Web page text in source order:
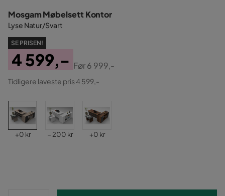
Mosgam Møbelsett Kontor
Lyse Natur/Svart
SE PRISEN!
Pris
4 599,-
Original
Pris
Før6 999,-
Tidligere laveste pris 4 599,-
Pris
+0 kr Pris
− 200 kr Pris
+0 kr